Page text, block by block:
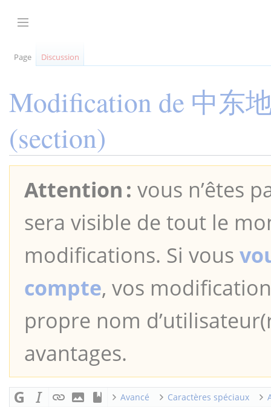
au Afficher / masquer la barre latérale
Page Discussion
Modification de 中东
(section)
Attention : vous n’êtes
sera visible de tout le
modifications. Si vous
compte, vos
propre nom
avantages.
Avancé Caractères spéciaux